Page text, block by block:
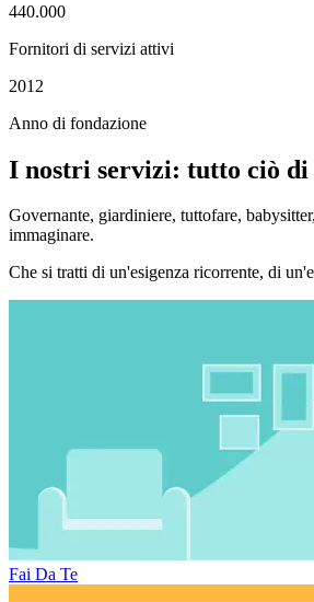
440.000
Fornitori di servizi attivi
2012
Anno di fondazione
I nostri servizi: tutto ciò di
Governante, giardiniere, tuttofare,
immaginare.
Che si tratti di un'esigenza ricorrente, di
Fai Da Te